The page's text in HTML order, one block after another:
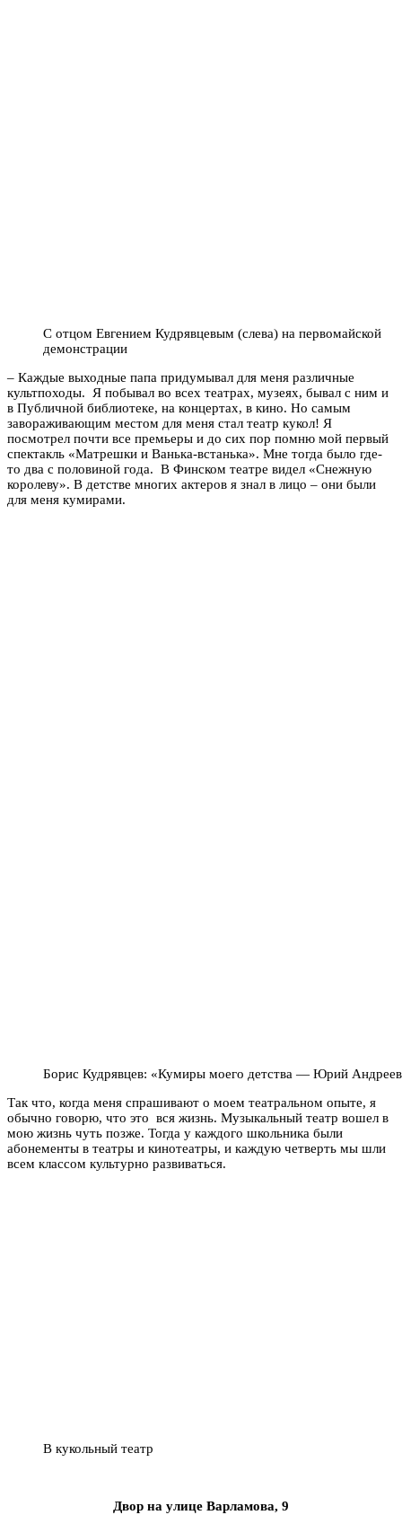
С отцом Евгением Кудрявцевым (слева) на первомайской
демонстрации
– Каждые выходные папа придумывал для меня различные
культпоходы. Я побывал во всех театрах, музеях, бывал с ним и
в Публичной библиотеке, на концертах, в кино. Но самым
завораживающим местом для меня стал театр кукол! Я
посмотрел почти все премьеры и до сих пор помню мой первый
спектакль «Матрешки и Ванька-встанька». Мне тогда было где-
то два с половиной года. В Финском театре видел «Снежную
королеву». В детстве многих актеров я знал в лицо – они были
для меня кумирами.
Борис Кудрявцев: «Кумиры моего детства — Юрий
Так что, когда меня спрашивают о моем театральном опыте, я
обычно говорю, что это вся жизнь. Музыкальный театр вошел в
мою жизнь чуть позже. Тогда у каждого школьника были
абонементы в театры и кинотеатры, и каждую четверть мы шли
всем классом культурно развиваться.
В кукольный театр
Двор на улице Варламова, 9